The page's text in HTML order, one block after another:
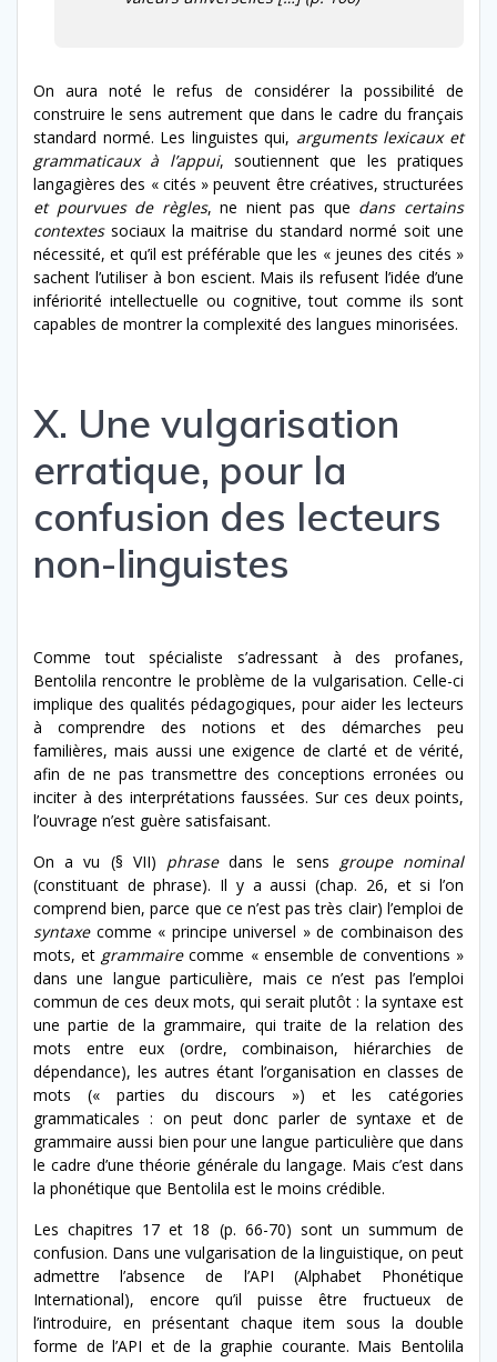
On aura noté le refus de considérer la possibilité de
construire le sens autrement que dans le cadre du français
standard normé. Les linguistes qui, arguments lexicaux et
grammaticaux à l’appui, soutiennent que les pratiques
langagières des « cités » peuvent être créatives, structurées
et pourvues de règles, ne nient pas que dans certains
contextessociaux la maitrise du standard normé soit une
nécessité, et qu’il est préférable que les « jeunes des cités »
sachent l’utiliser à bon escient. Mais ils refusent l’idée d’une
infériorité intellectuelle ou cognitive, tout comme ils sont
capables de montrer la complexité des langues minorisées.
X. Une vulgarisation
erratique, pour la
confusion des lecteurs
non-linguistes
Comme tout spécialiste s’adressant à des profanes,
Bentolila rencontre le problème de la vulgarisation. Celle-ci
implique des qualités pédagogiques, pour aider les lecteurs
à comprendre des notions et des démarches peu
familières, mais aussi une exigence de clarté et de vérité,
afin de ne pas transmettre des conceptions erronées ou
inciter à des interprétations faussées. Sur ces deux points,
l’ouvrage n’est guère satisfaisant.
On a vu (§ VII) phrasedans le sens groupe nominal
(constituant de phrase). Il y a aussi (chap. 26, et si l’on
comprend bien, parce que ce n’est pas très clair) l’emploi de
syntaxecomme « principe universel » de combinaison des
mots, et grammairecomme « ensemble de conventions »
dans une langue particulière, mais ce n’est pas l’emploi
commun de ces deux mots, qui serait plutôt : la syntaxe est
une partie de la grammaire, qui traite de la relation des
mots entre eux (ordre, combinaison, hiérarchies de
dépendance), les autres étant l’organisation en classes de
mots (« parties du discours ») et les catégories
grammaticales : on peut donc parler de syntaxe et de
grammaire aussi bien pour une langue particulière que dans
le cadre d’une théorie générale du langage. Mais c’est dans
la phonétique que Bentolila est le moins crédible.
Les chapitres 17 et 18 (p. 66-70) sont un summum de
confusion. Dans une vulgarisation de la linguistique, on peut
admettre l’absence de l’API (Alphabet Phonétique
International), encore qu’il puisse être fructueux de
l’introduire, en présentant chaque item sous la double
forme de l’API et de la graphie courante. Mais Bentolila